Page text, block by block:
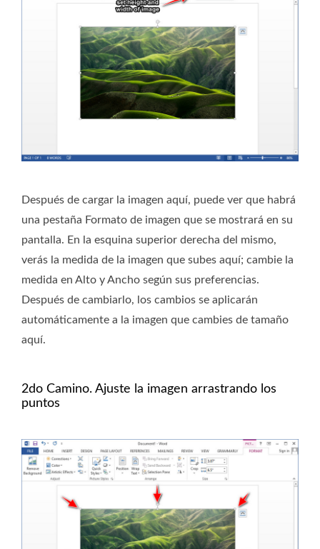
Después de cargar la imagen aquí, puede ver que habrá
una pestaña Formato de imagen que se mostrará en su
pantalla. En la esquina superior derecha del mismo,
verás la medida de la imagen que subes aquí; cambie la
medida en Alto y Ancho según sus preferencias.
Después de cambiarlo, los cambios se aplicarán
automáticamente a la imagen que cambies de tamaño
aquí.
2do Camino. Ajuste la imagen arrastrando los
puntos